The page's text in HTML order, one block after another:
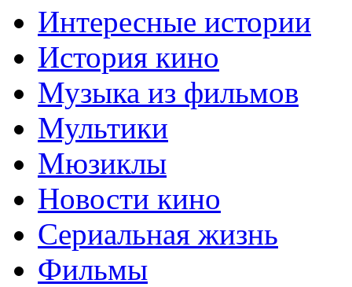
Интересные истории
История кино
Музыка из фильмов
Мультики
Мюзиклы
Новости кино
Сериальная жизнь
Фильмы